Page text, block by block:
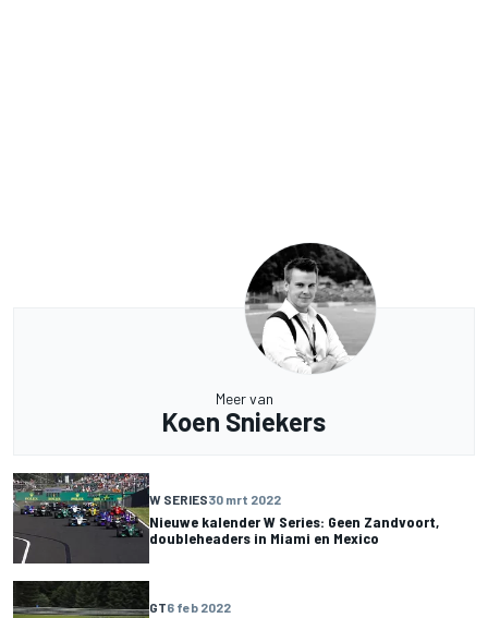
Meer van
Koen Sniekers
W SERIES30 mrt 2022
Nieuwe kalender W Series: Geen Zandvoort,
doubleheaders in Miami en Mexico
GT6 feb 2022